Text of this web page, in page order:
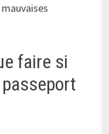
faire si